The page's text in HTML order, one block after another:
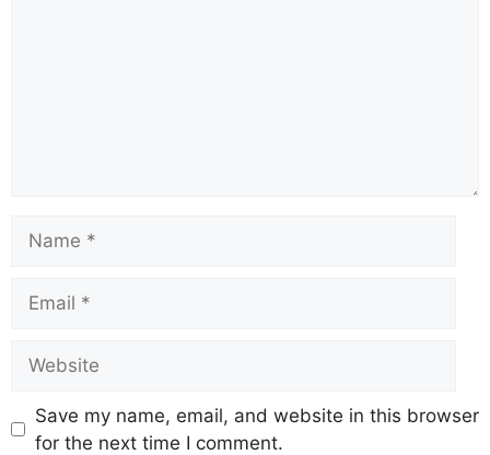
Save my name, email, and website in this browser
for the next time I comment.